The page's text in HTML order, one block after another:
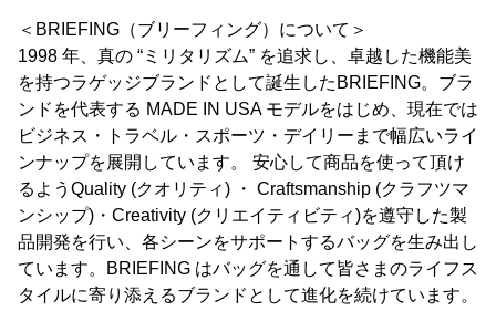
＜BRIEFING（ブリーフィング）について＞
1998 年、真の “ミリタリズム” を追求し、卓越した機能美
を持つラゲッジブランドとして誕生したBRIEFING。ブラ
ンドを代表する MADE IN USA モデルをはじめ、現在では
ビジネス・トラベル・スポーツ・デイリーまで幅広いライ
ンナップを展開しています。 安心して商品を使って頂け
るようQuality (クオリティ) ・ Craftsmanship (クラフツマ
ンシップ)・Creativity (クリエイティビティ)を遵守した製
品開発を行い、各シーンをサポートするバッグを生み出し
ています。BRIEFING はバッグを通して皆さまのライフス
タイルに寄り添えるブランドとして進化を続けています。